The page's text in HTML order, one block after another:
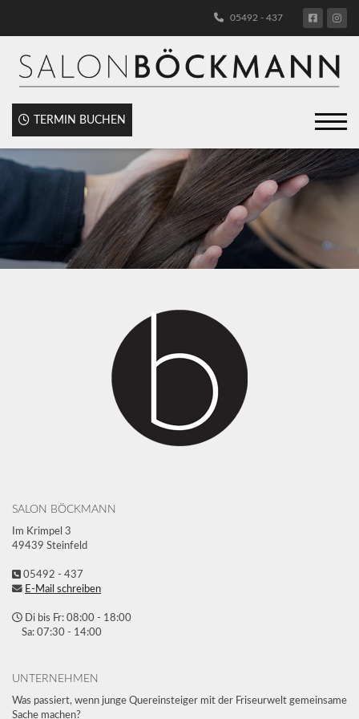
05492 - 437
TERMIN BUCHEN
SALON BÖCKMANN
Im Krimpel 3
49439 Steinfeld
05492 - 437
E-Mail schreiben
Di bis Fr: 08:00 - 18:00
Sa: 07:30 - 14:00
UNTERNEHMEN
Was passiert, wenn junge Quereinsteiger mit der Friseurwelt gemeinsame
Sache machen?